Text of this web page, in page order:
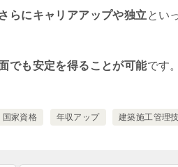
らにキャリアアップや独立とい
でも安定を得ることが可能です。
国家資格 年収アップ 建築施工管理